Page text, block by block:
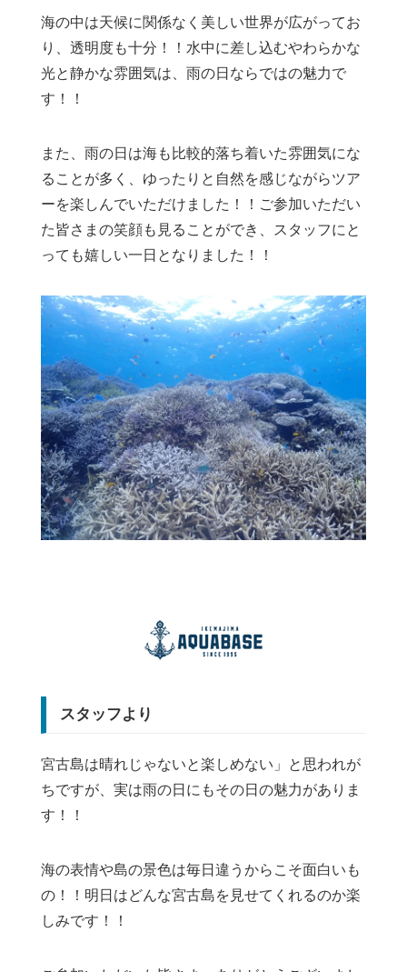
海の中は天候に関係なく美しい世界が広がってお
り、透明度も十分！！水中に差し込むやわらかな
光と静かな雰囲気は、雨の日ならではの魅力で
す！！
また、雨の日は海も比較的落ち着いた雰囲気にな
ることが多く、ゆったりと自然を感じながらツア
ーを楽しんでいただけました！！ご参加いただい
た皆さまの笑顔も見ることができ、スタッフにと
っても嬉しい一日となりました！！
スタッフより
宮古島は晴れじゃないと楽しめない」と思われが
ちですが、実は雨の日にもその日の魅力がありま
す！！
海の表情や島の景色は毎日違うからこそ面白いも
の！！明日はどんな宮古島を見せてくれるのか楽
しみです！！